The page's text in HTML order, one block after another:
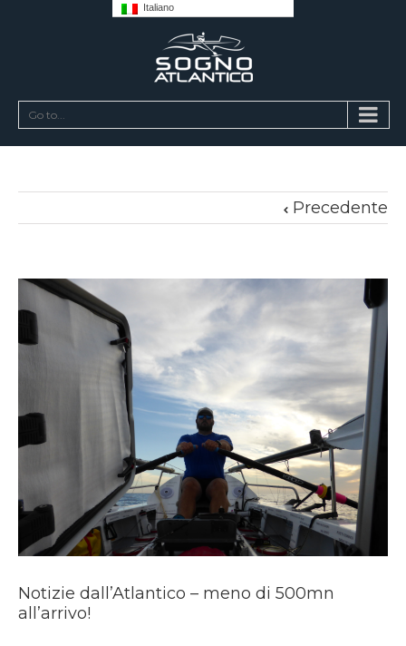
Italiano
Go to...
Precedente
Notizie dall’Atlantico – meno di 500mn
all’arrivo!